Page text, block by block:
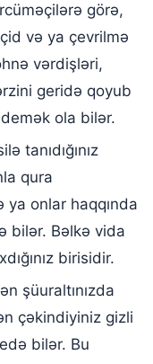
görə,
və ya çevrilmə
vərdişləri,
geridə qoyub
ola bilər.
tanıdığınız
qura
onlar haqqında
bilər. Bəlkə vida
birisidir.
şüuraltınızda
çəkindiyiniz gizli
bilər. Bu